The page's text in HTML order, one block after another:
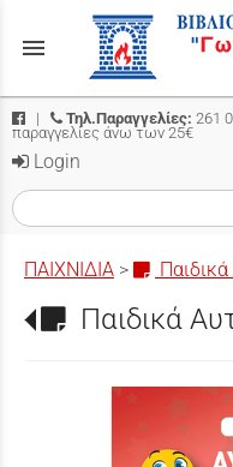
menu
| Τηλ.Παραγγελίες: 261
παραγγελίες άνω των 25€
Login
ΠΑΙΧΝΙΔΙΑ >
Παιδικά